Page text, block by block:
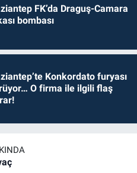
FK’da Draguş-Camara
bombası
Konkordato furyası
O firma ile ilgili flaş